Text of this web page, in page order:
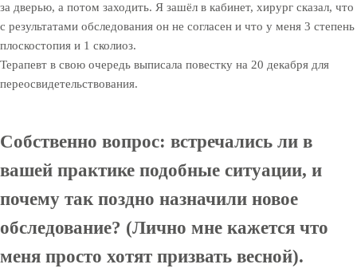
за дверью, а потом заходить. Я зашёл в кабинет, хирург сказал, что
с результатами обследования он не согласен и что у меня 3 степень
плоскостопия и 1 сколиоз.
Терапевт в свою очередь выписала повестку на 20 декабря для
переосвидетельствования.
Собственно вопрос: встречались ли в
вашей практике подобные ситуации, и
почему так поздно назначили новое
обследование? (Лично мне кажется что
меня просто хотят призвать весной).